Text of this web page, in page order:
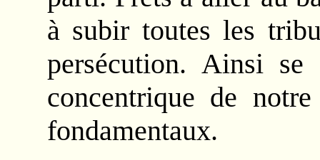
à subir toutes les
persécution. Ainsi
concentrique de
fondamentaux.